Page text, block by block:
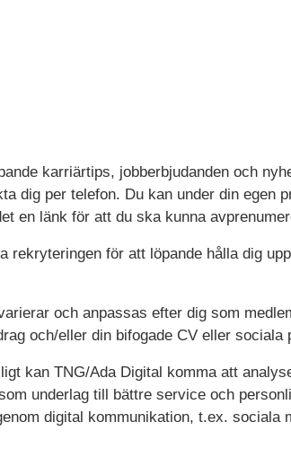
karriärtips, jobberbjudanden och
dig per telefon. Du kan under din egen
en länk för att du ska kunna
rekryteringen för att löpande hålla dig
och anpassas efter dig som
och/eller din bifogade CV eller sociala
kan TNG/Ada Digital komma att
underlag till bättre service och
digital kommunikation, t.ex.